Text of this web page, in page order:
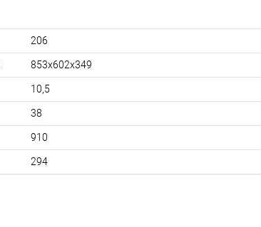
206
853x602x349
10,5
38
910
294